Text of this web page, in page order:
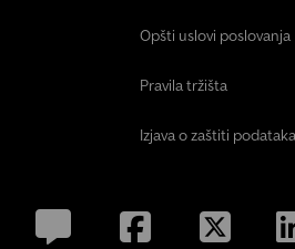
Opšti uslovi poslovanja
Pravila tržišta
Izjava o zaštiti podataka